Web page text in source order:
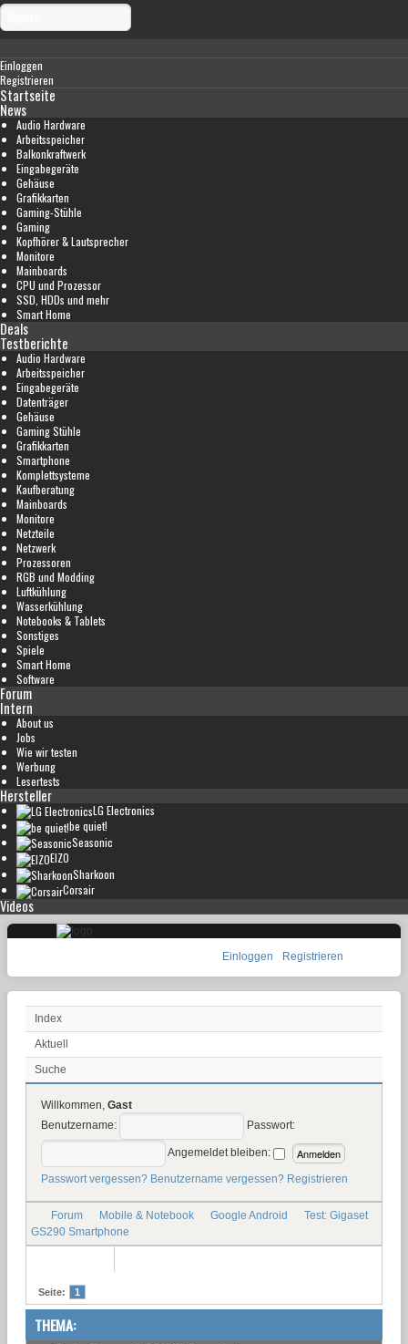
Einloggen
Registrieren
Startseite
News
Audio Hardware
Arbeitsspeicher
Balkonkraftwerk
Eingabegeräte
Gehäuse
Grafikkarten
Gaming-Stühle
Gaming
Kopfhörer & Lautsprecher
Monitore
Mainboards
CPU und Prozessor
SSD, HDDs und mehr
Smart Home
Deals
Testberichte
Audio Hardware
Arbeitsspeicher
Eingabegeräte
Datenträger
Gehäuse
Gaming Stühle
Grafikkarten
Smartphone
Komplettsysteme
Kaufberatung
Mainboards
Monitore
Netzteile
Netzwerk
Prozessoren
RGB und Modding
Luftkühlung
Wasserkühlung
Notebooks & Tablets
Sonstiges
Spiele
Smart Home
Software
Forum
Intern
About us
Jobs
Wie wir testen
Werbung
Lesertests
Hersteller
LG Electronics
be quiet!
Seasonic
EIZO
Sharkoon
Corsair
Videos
Einloggen Registrieren
Index
Aktuell
Suche
Willkommen, Gast
Benutzername:
Passwort:
Angemeldet bleiben:
Passwort vergessen? Benutzername vergessen? Registrieren
Forum Mobile & Notebook Google Android
Test: Gigaset
GS290 Smartphone
Seite: 1
THEMA: